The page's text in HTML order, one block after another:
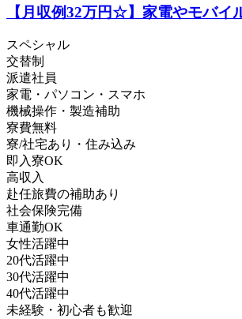
【月収例32万円☆】家電やモバ
スペシャル
交替制
派遣社員
家電・パソコン・スマホ
機械操作・製造補助
寮費無料
寮/社宅あり・住み込み
即入寮OK
高収入
赴任旅費の補助あり
社会保険完備
車通勤OK
女性活躍中
20代活躍中
30代活躍中
40代活躍中
未経験・初心者も歓迎